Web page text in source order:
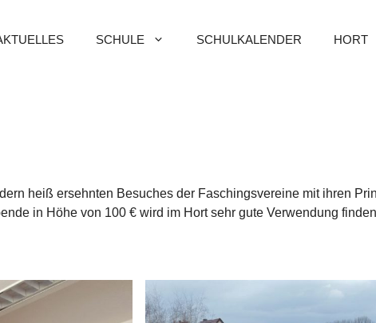
SCHULE SCHULKALENDER HORT
heiß ersehnten Besuches der Faschingsvereine mit ihren
in Höhe von 100 € wird im Hort sehr gute Verwendung